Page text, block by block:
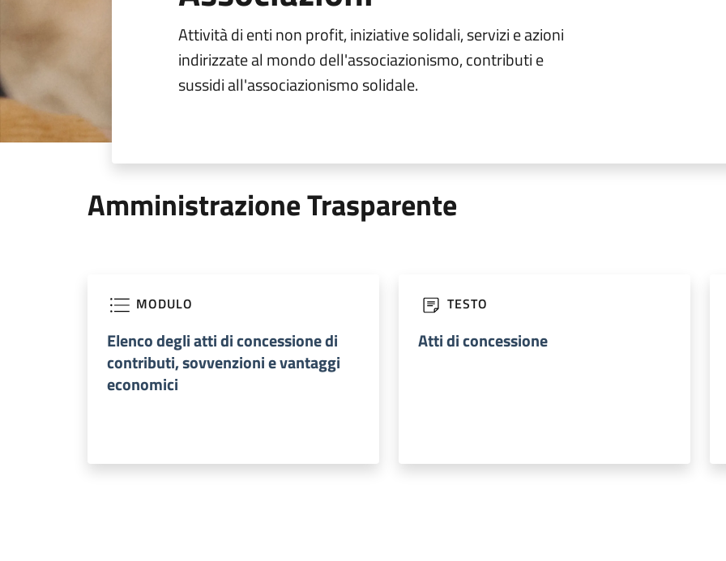
Attività di enti non profit, iniziative solidali, servizi e azioni
indirizzate al mondo dell'associazionismo, contributi e
sussidi all'associazionismo solidale.
Amministrazione Trasparente
MODULO
Elenco degli atti di concessione di
contributi, sovvenzioni e vantaggi
economici
TESTO
Atti di concessione